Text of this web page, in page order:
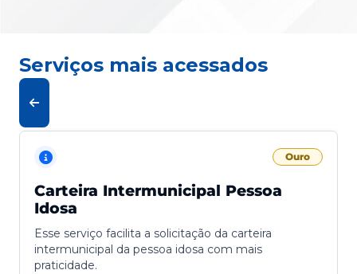
Serviços mais acessados
Ouro
Carteira Intermunicipal Pessoa
Idosa
Esse serviço facilita a solicitação da carteira
intermunicipal da pessoa idosa com mais
praticidade.